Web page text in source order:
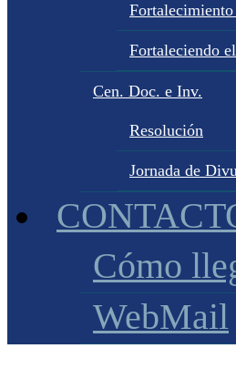
Fortaleciendo
Cen. Doc. e Inv.
Resolución
Jornada de
Cómo
WebMail